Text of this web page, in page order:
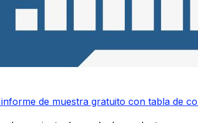
de muestra gratuito con tabla de